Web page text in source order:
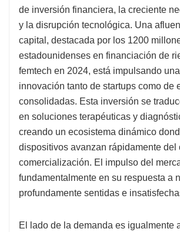
de inversión financiera, la creciente
y la disrupción tecnológica. Una
capital, destacada por los 1200
estadounidenses en financiación de
femtech en 2024, está impulsando
innovación tanto de startups como de
consolidadas. Esta inversión se
en soluciones terapéuticas y
creando un ecosistema dinámico
dispositivos avanzan rápidamente del
comercialización. El impulso del
fundamentalmente en su respuesta a
profundamente sentidas e
El lado de la demanda es igualmente